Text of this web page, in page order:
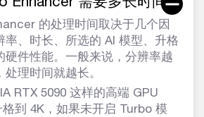
的处理时间取决于几个因
率、时长、所选的 AI 模型、升格
硬件性能。一般来说，分辨率越
理时间就越长。
RTX 5090 这样的高端 GPU
到 4K，如果未开启 Turbo 模